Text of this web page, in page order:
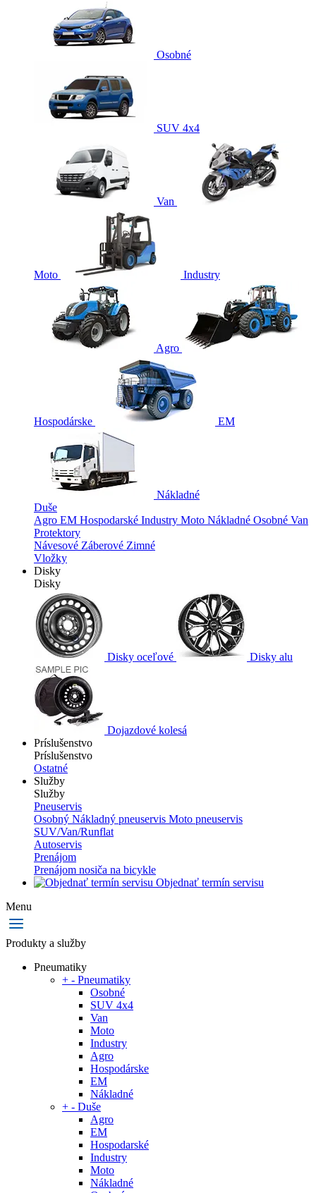
Osobné
SUV 4x4
Van
Moto Industry
Agro
Hospodárske EM
Nákladné
Duše
Agro EM Hospodarské Industry Moto Nákladné Osobné Van
Protektory
Návesové Záberové Zimné
Vložky
Disky
Disky
Disky oceľové Disky alu
Dojazdové kolesá
Príslušenstvo
Príslušenstvo
Ostatné
Služby
Služby
Pneuservis
Osobný Nákladný pneuservis Moto pneuservis
SUV/Van/Runflat
Autoservis
Prenájom
Prenájom nosiča na bicykle
Objednať termín servisu
Menu
Produkty a služby
Pneumatiky
+ - Pneumatiky
Osobné
SUV 4x4
Van
Moto
Industry
Agro
Hospodárske
EM
Nákladné
+ - Duše
Agro
EM
Hospodarské
Industry
Moto
Nákladné